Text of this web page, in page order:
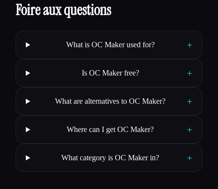
Foire aux questions
What is OC Maker used for? +
Is OC Maker free? +
What are alternatives to OC Maker? +
Where can I get OC Maker? +
What category is OC Maker in? +